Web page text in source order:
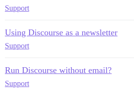
Support
Using Discourse as a newsletter
Support
Run Discourse without email?
Support